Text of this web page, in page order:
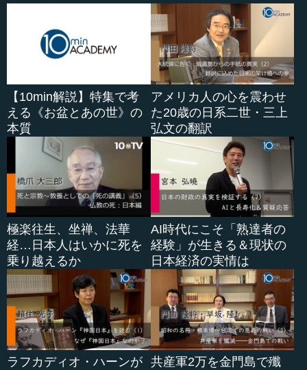
【10min解説】特集で考
える《お盆とあの世》の
本質
アメリカ人の心を震わせ
た20歳の日系二世・三上
弘文の翻訳
極楽往生、坐禅、法華
経…日本人はいかに死を
乗り越えるか
AI時代にこそ「熟達者の
経験」が生きる＆現状の
日本経済の実情は
ラフカディオ・ハーンが 共産軍2万を金門島で殲